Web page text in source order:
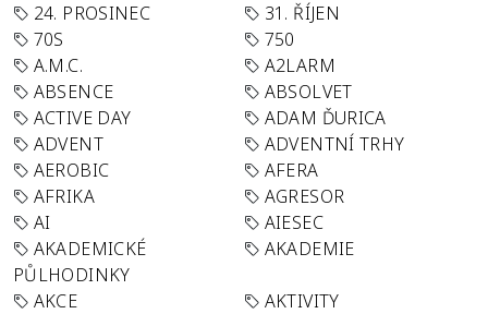
24. PROSINEC
31. ŘÍJEN
70S
750
A.M.C.
A2LARM
ABSENCE
ABSOLVET
ACTIVE DAY
ADAM ĎURICA
ADVENT
ADVENTNÍ TRHY
AEROBIC
AFERA
AFRIKA
AGRESOR
AI
AIESEC
AKADEMICKÉ
PŮLHODINKY
AKADEMIE
AKCE
AKTIVITY